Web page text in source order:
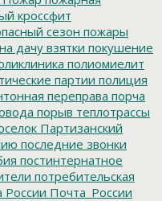
кроссфит
сезон пожары
дачу взятки покушение
полиомиелит
партии полиция
переправа порча
порыв теплотрассы
Партизанский
последние звонки
постинтернатное
потребительская
России Почта_России